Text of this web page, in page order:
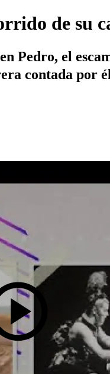
de su
el
contada por